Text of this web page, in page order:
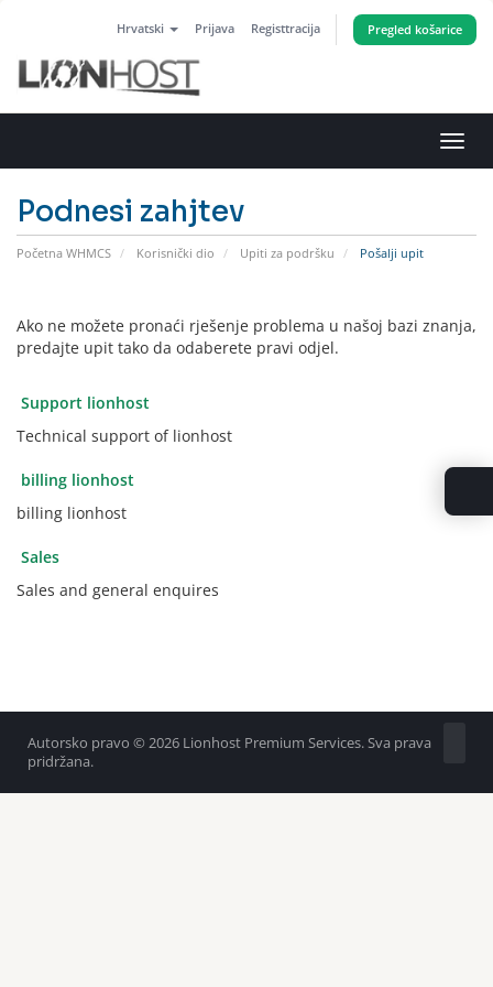
Hrvatski Prijava Registtracija Pregled košarice
Podnesi zahjtev
Početna WHMCS Korisnički dio Upiti za podršku Pošalji upit
Ako ne možete pronaći rješenje problema u našoj bazi znanja,
predajte upit tako da odaberete pravi odjel.
Support lionhost
Technical support of lionhost
billing lionhost
billing lionhost
Sales
Sales and general enquires
Autorsko pravo © 2026 Lionhost Premium Services. Sva prava
pridržana.